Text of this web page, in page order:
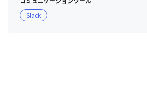
Slack